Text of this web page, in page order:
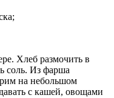
Хлеб размочить в
соль. Из фарша
на небольшом
с кашей, овощами